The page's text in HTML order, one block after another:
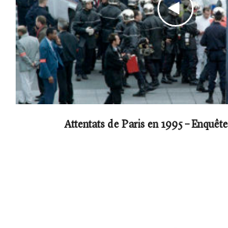
Attentats de Paris en 1995 –